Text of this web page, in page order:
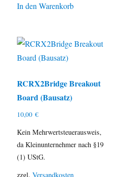
In den Warenkorb
RCRX2Bridge Breakout
Board (Bausatz)
10,00€
Kein Mehrwertsteuerausweis,
da Kleinunternehmer nach §19
(1) UStG.
zzgl.Versandkosten